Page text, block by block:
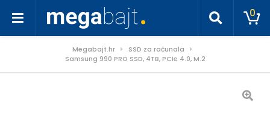
0
Megabajt.hr
SSD za računala
Samsung 990 PRO SSD, 4TB, PCIe 4.0, M.2